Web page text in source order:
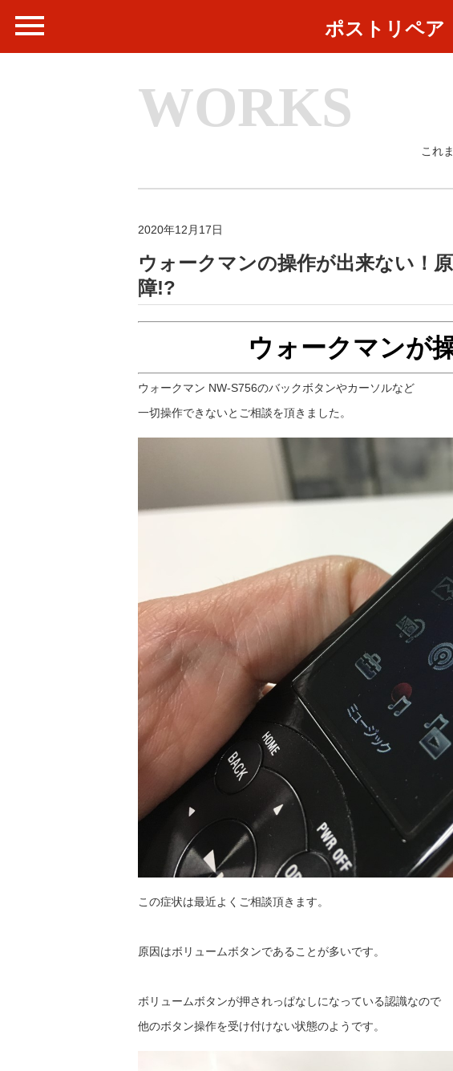
ポストリペア
WORKS
これ
2020年12月17日
ウォークマンの操作が出来ない！
障!?
ウォークマンが
ウォークマン NW-S756のバックボタンやカーソルなど
一切操作できないとご相談を頂きました。
この症状は最近よくご相談頂きます。
原因はボリュームボタンであることが多いです。
ボリュームボタンが押されっぱなしになっている認識なので
他のボタン操作を受け付けない状態のようです。